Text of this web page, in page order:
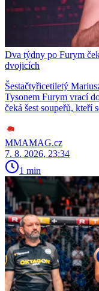
Dva týdny po Furym
dvojicích
Šestačtyřicetiletý
Tysonem Furym vrací
čeká šest soupeřů, kteří
MMAMAG.cz
7. 8. 2026, 23:34
1 min